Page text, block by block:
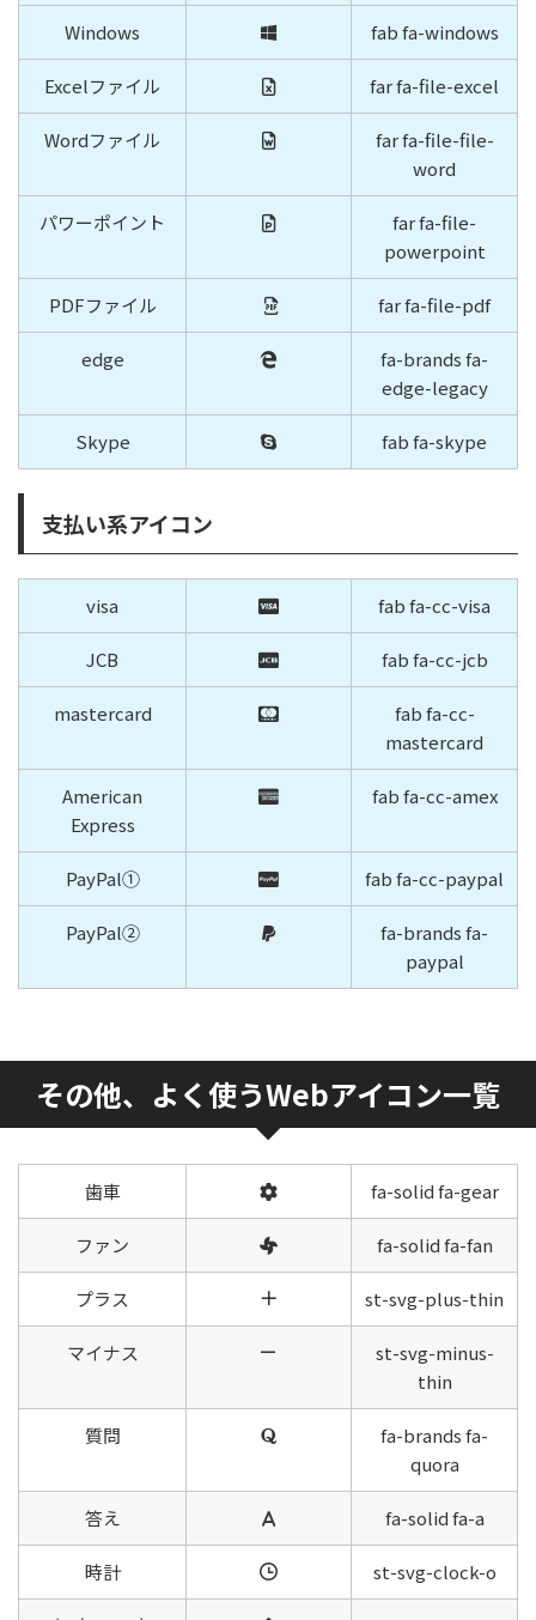
Windows fab fa-windows
Excelファイル far fa-file-excel
Wordファイル
far fa-file-file-
word
パワーポイント
far fa-file-
powerpoint
PDFファイル far fa-file-pdf
edge
fa-brands fa-
edge-legacy
Skype fab fa-skype
支払い系アイコン
visa fab fa-cc-visa
JCB fab fa-cc-jcb
mastercard
fab fa-cc-
mastercard
American
Express
fab fa-cc-amex
PayPal① fab fa-cc-paypal
PayPal②
fa-brands fa-
paypal
その他、よく使うWebアイコン一覧
歯車 fa-solid fa-gear
ファン fa-solid fa-fan
プラス st-svg-plus-thin
マイナス
st-svg-minus-
thin
質問
fa-brands fa-
quora
答え fa-solid fa-a
時計 st-svg-clock-o